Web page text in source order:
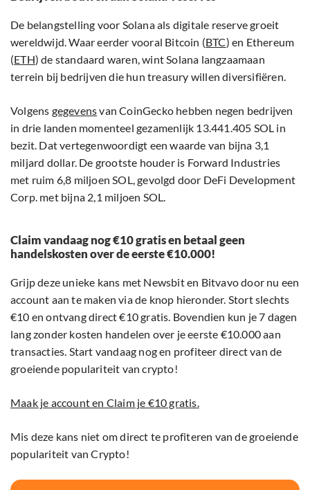
De belangstelling voor Solana als digitale reserve groeit
wereldwijd. Waar eerder vooral Bitcoin (BTC) en Ethereum
(ETH) de standaard waren, wint Solana langzaamaan
terrein bij bedrijven die hun treasury willen diversifiëren.
Volgens gegevensvan CoinGecko hebben negen bedrijven
in drie landen momenteel gezamenlijk 13.441.405 SOL in
bezit. Dat vertegenwoordigt een waarde van bijna 3,1
miljard dollar. De grootste houder is Forward Industries
met ruim 6,8 miljoen SOL, gevolgd door DeFi Development
Corp. met bijna 2,1 miljoen SOL.
Claim vandaag nog €10 gratis en betaal geen
handelskosten over de eerste €10.000!
Grijp deze unieke kans met Newsbit en Bitvavo door nu een
account aan te maken via de knop hieronder. Stort slechts
€10 en ontvang direct €10 gratis. Bovendien kun je 7 dagen
lang zonder kosten handelen over je eerste €10.000 aan
transacties. Start vandaag nog en profiteer direct van de
groeiende populariteit van crypto!
Maak je account en Claim je €10 gratis.
Mis deze kans niet om direct te profiteren van de groeiende
populariteit van Crypto!